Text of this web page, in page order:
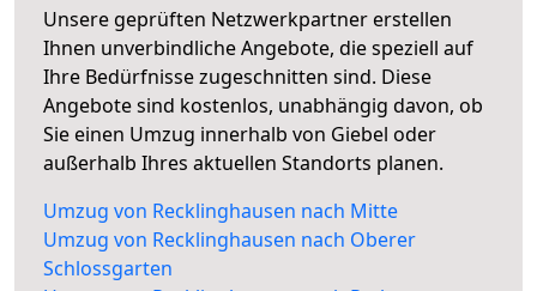
Unsere geprüften Netzwerkpartner erstellen
Ihnen unverbindliche Angebote, die speziell auf
Ihre Bedürfnisse zugeschnitten sind. Diese
Angebote sind kostenlos, unabhängig davon, ob
Sie einen Umzug innerhalb von Giebel oder
außerhalb Ihres aktuellen Standorts planen.
Umzug von Recklinghausen nach Mitte
Umzug von Recklinghausen nach Oberer
Schlossgarten